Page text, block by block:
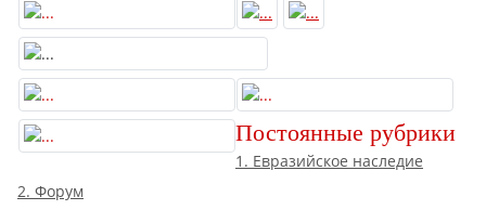
Постоянные рубрики
1. Евразийское наследие
2. Форум